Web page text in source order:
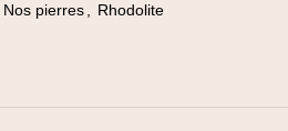
Nos pierres, Rhodolite